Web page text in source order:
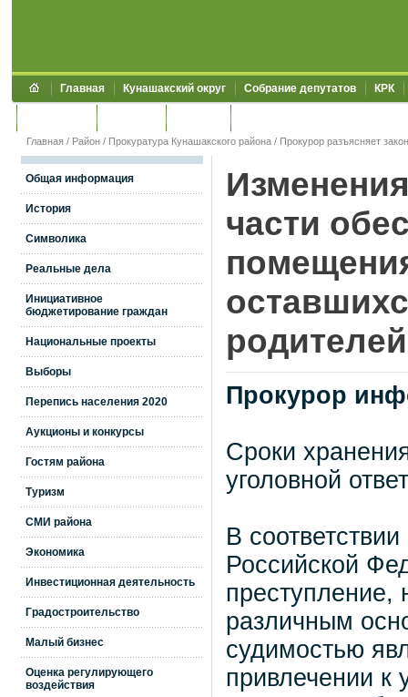
Главная Кунашакский округ Собрание депутатов КРК
Главная / Район / Прокуратура Кунашакского района / Прокурор разъясняет закон
Общая информация
История
Символика
Реальные дела
Инициативное
бюджетирование граждан
Национальные проекты
Выборы
Перепись населения 2020
Аукционы и конкурсы
Гостям района
Туризм
СМИ района
Экономика
Инвестиционная деятельность
Градостроительство
Малый бизнес
Оценка регулирующего
воздействия
части
родителей
Прокурор
Сроки
уголовной
В
Российской
преступление,
различным
судимостью
привлечении к